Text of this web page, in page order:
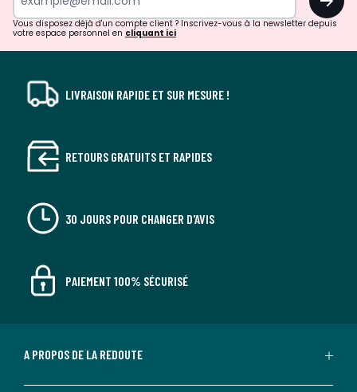
Vous disposez déjà d'un compte client ? Inscrivez-vous à la newsletter depuis
votre espace personnel en cliquant ici
LIVRAISON RAPIDE ET SUR MESURE !
RETOURS GRATUITS ET RAPIDES
30 JOURS POUR CHANGER D'AVIS
PAIEMENT 100% SÉCURISÉ
A PROPOS DE LA REDOUTE